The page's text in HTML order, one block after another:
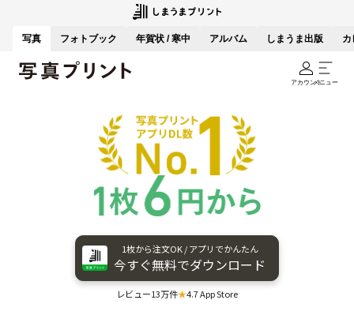
写真 フォトブック 年賀状 / 寒中 アルバム しまうま出版 カ
アカウントメニュー
1枚から​注文OK / アプリで​かんたん
今すぐ​無料で​ダウンロード
レビュー13万件★4.7 App Store